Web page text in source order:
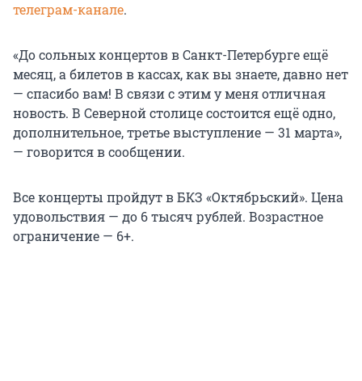
телеграм-канале.
«До сольных концертов в Санкт-Петербурге ещё
месяц, а билетов в кассах, как вы знаете, давно нет
— спасибо вам! В связи с этим у меня отличная
новость. В Северной столице состоится ещё одно,
дополнительное, третье выступление — 31 марта»,
— говорится в сообщении.
Все концерты пройдут в БКЗ «Октябрьский». Цена
удовольствия — до 6 тысяч рублей. Возрастное
ограничение — 6+.